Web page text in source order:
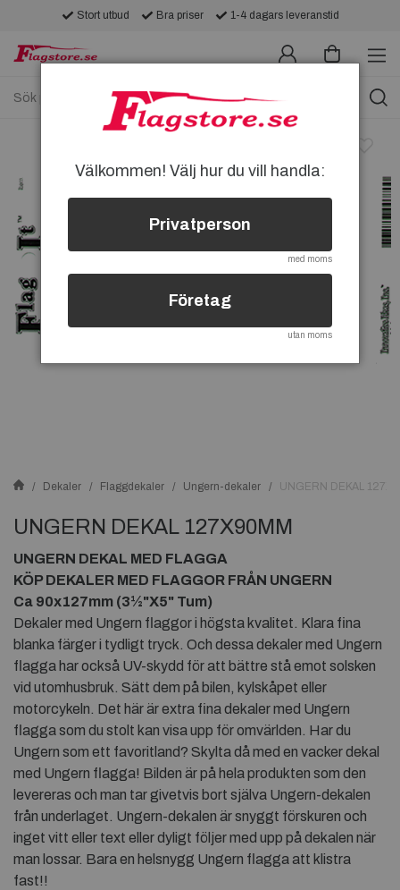
Stort utbud Bra priser 1-4 dagars leveranstid
Dekaler Flaggdekaler Ungern-dekaler UNGERN DEKAL
UNGERN DEKAL 127X90MM
UNGERN DEKAL MED FLAGGA
KÖP DEKALER MED FLAGGOR FRÅN UNGERN
Ca 90x127mm (3½"X5" Tum)
Dekaler med Ungern flaggor i högsta kvalitet. Klara fina
blanka färger i tydligt tryck. Och dessa dekaler med Ungern
flagga har också UV-skydd för att bättre stå emot solsken
vid utomhusbruk. Sätt dem på bilen, kylskåpet eller
motorcykeln. Det här är extra fina dekaler med Ungern
flagga som du stolt kan visa upp för omvärlden. Har du
Ungern som ett favoritland? Skylta då med en vacker dekal
med Ungern flagga! Bilden är på hela produkten som den
levereras och man tar givetvis bort själva Ungern-dekalen
från underlaget. Ungern-dekalen är snyggt förskuren och
inget vitt eller text eller dyligt följer med upp på dekalen när
man lossar. Bara en helsnygg Ungern flagga att klistra
fast!!
Välkommen! Välj hur du vill handla:
Privatperson
med moms
Företag
utan moms